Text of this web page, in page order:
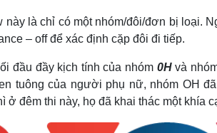
Di sản
là chỉ có một nhóm/đôi/đơn bị loại.
– off để xác định cặp đôi đi tiếp.
đầu đầy kịch tính của nhóm 0Hvà
tuông của người phụ nữ, nhóm OH
ở đêm thi này, họ đã khai thác một khía